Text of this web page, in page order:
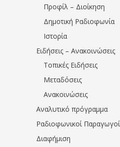
Προφίλ – Διοίκηση
Δημοτική Ραδιοφωνία
Ιστορία
Ειδήσεις – Ανακοινώσεις
Τοπικές Ειδήσεις
Μεταδόσεις
Ανακοινώσεις
Αναλυτικό πρόγραμμα
Ραδιοφωνικοί Παραγωγοί
Διαφήμιση